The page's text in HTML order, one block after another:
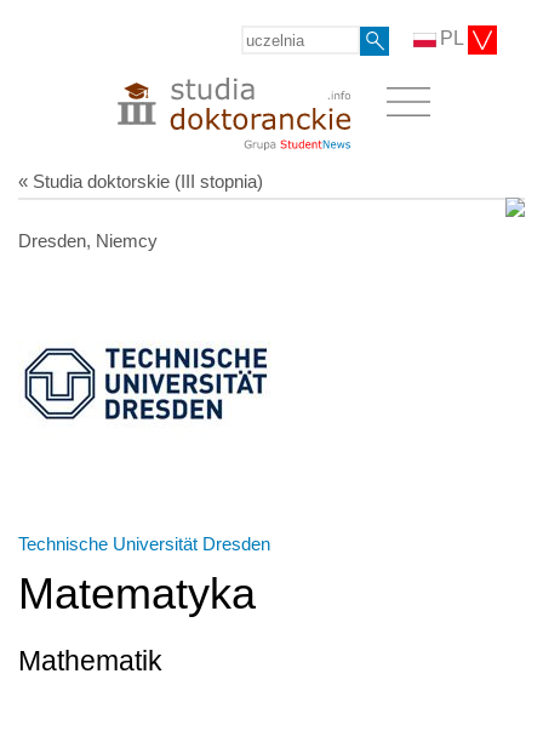
PL
« Studia doktorskie (III stopnia)
Dresden, Niemcy
Technische Universität Dresden
Matematyka
Mathematik